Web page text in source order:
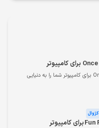
دانلود بازی Once a Pawn a King برای کامپیوتر شما را به دنیایی
کژوال